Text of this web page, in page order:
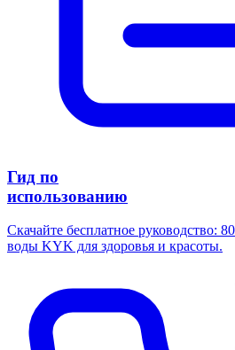
Гид по
использованию
Скачайте бесплатное руководство:
воды KYK для здоровья и красоты.